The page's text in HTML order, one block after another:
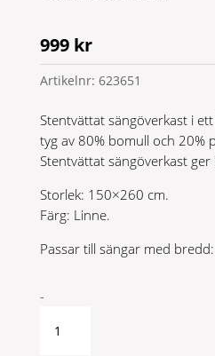
999 kr
Artikelnr: 623651
Stentvättat sängöverkast i
tyg av 80% bomull och 20%
Stentvättat sängöverkast
Storlek: 150×260 cm.
Färg: Linne.
Passar till sängar med
Moa
150x260
-